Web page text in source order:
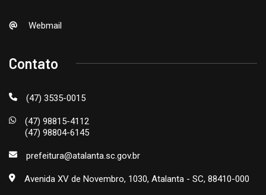
Webmail
Contato
(47) 3535-0015
(47) 98815-4112
(47) 98804-6145
prefeitura@atalanta.sc.gov.br
Avenida XV de Novembro, 1030, Atalanta - SC, 88410-000